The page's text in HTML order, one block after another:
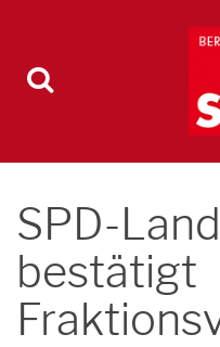
SPD-
bestätigt